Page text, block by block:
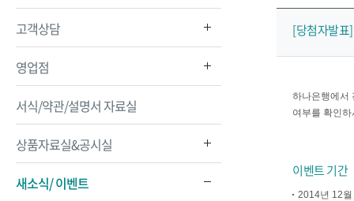
고객상담
영업점
서식/약관/설명서 자료실
상품자료실&공시실
새소식/ 이벤트
[당첨자발표
하나은행에서
여부를 확인
이벤트 기간
2014년 12